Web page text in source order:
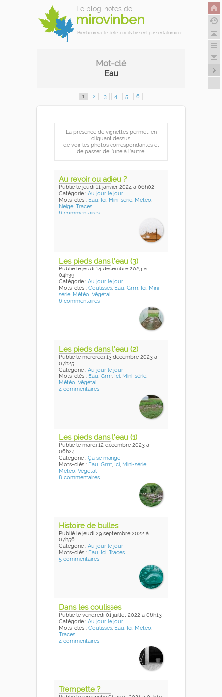
Le blog-notes de
mirovinben
Bienheureux les fêlés car ils laissent passer la lumière...
Mot-clé
Eau
1 2 3 4 5 6
La présence de vignettes permet, en
cliquant dessus,
de voir les photos correspondantes et
de passer de l'une à l'autre.
Au revoir ou adieu ?
Publié le jeudi 11 janvier 2024 à 06h02
Catégorie : Au jour le jour
Mots-clés : Eau, Ici, Mini-série, Météo,
Neige, Traces
6 commentaires
Les pieds dans l'eau (3)
Publié le jeudi 14 décembre 2023 à
04h39
Catégorie : Au jour le jour
Mots-clés : Coulisses, Eau, Grrrr, Ici, Mini-
série, Météo, Végétal
6 commentaires
Les pieds dans l'eau (2)
Publié le mercredi 13 décembre 2023 à
07h25
Catégorie : Au jour le jour
Mots-clés : Eau, Grrrr, Ici, Mini-série,
Météo, Végétal
4 commentaires
Les pieds dans l'eau (1)
Publié le mardi 12 décembre 2023 à
06h24
Catégorie : Ça se mange
Mots-clés : Eau, Grrrr, Ici, Mini-série,
Météo, Végétal
8 commentaires
Histoire de bulles
Publié le jeudi 29 septembre 2022 à
07h56
Catégorie : Au jour le jour
Mots-clés : Eau, Ici, Traces
5 commentaires
Dans les coulisses
Publié le vendredi 01 juillet 2022 à 06h13
Catégorie : Au jour le jour
Mots-clés : Coulisses, Eau, Ici, Météo,
Traces
4 commentaires
Trempette ?